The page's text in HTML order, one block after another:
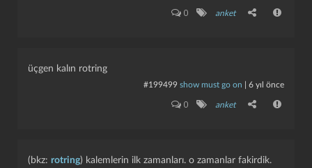
0 anket
üçgen kalın rotring
#199499 show must go on 6 yıl önce
0 anket
(bkz: rotring) kalemlerin ilk zamanları. o zamanlar fakirdik.